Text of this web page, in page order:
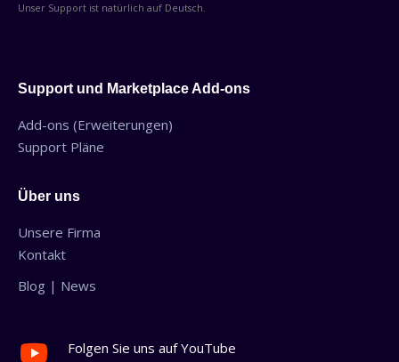
Unser Support ist natürlich auf Deutsch.
Support und Marketplace Add-ons
Add-ons (Erweiterungen)
Support Pläne
Über uns
Unsere Firma
Kontakt
Blog | News
Folgen Sie uns auf YouTube